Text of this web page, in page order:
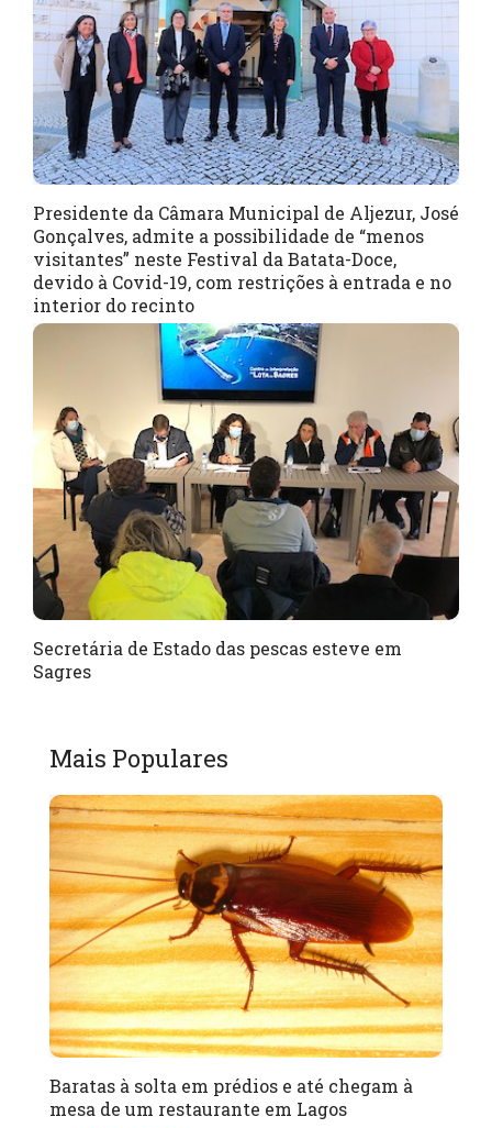
Presidente da Câmara Municipal de Aljezur, José
Gonçalves, admite a possibilidade de “menos
visitantes” neste Festival da Batata-Doce,
devido à Covid-19, com restrições à entrada e no
interior do recinto
Secretária de Estado das pescas esteve em
Sagres
Mais Populares
Baratas à solta em prédios e até chegam à
mesa de um restaurante em Lagos